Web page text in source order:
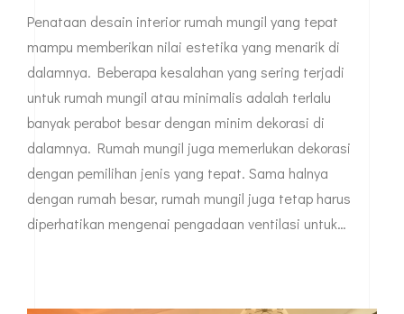
Penataan desain interior rumah mungil yang tepat
mampu memberikan nilai estetika yang menarik di
dalamnya. Beberapa kesalahan yang sering terjadi
untuk rumah mungil atau minimalis adalah terlalu
banyak perabot besar dengan minim dekorasi di
dalamnya. Rumah mungil juga memerlukan dekorasi
dengan pemilihan jenis yang tepat. Sama halnya
dengan rumah besar, rumah mungil juga tetap harus
diperhatikan mengenai pengadaan ventilasi untuk…